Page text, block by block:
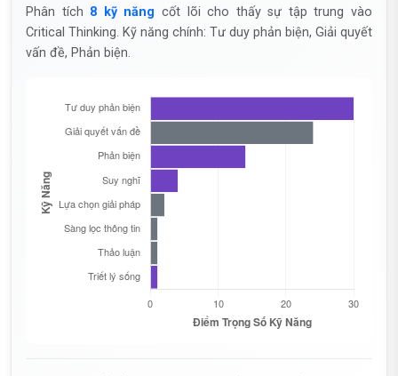
Phân tích 8 kỹ năng cốt lõi cho thấy sự tập trung vào
Critical Thinking. Kỹ năng chính: Tư duy phản biện, Giải quyết
vấn đề, Phản biện.